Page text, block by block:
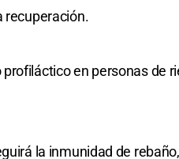
recuperación.
en personas de
la inmunidad de